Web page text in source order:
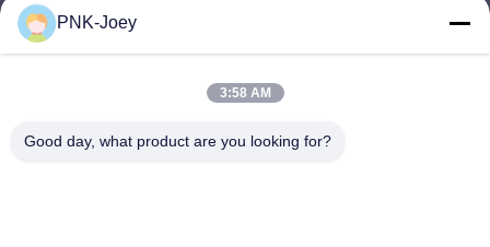
E-Mail-Adresse
008613580404923
PNK-Joey
3:58 AM
Good day, what product are you looking for?